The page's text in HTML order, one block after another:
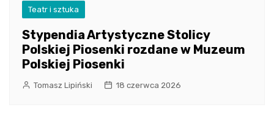
Teatr i sztuka
Stypendia Artystyczne Stolicy
Polskiej Piosenki rozdane w Muzeum
Polskiej Piosenki
Tomasz Lipiński 18 czerwca 2026